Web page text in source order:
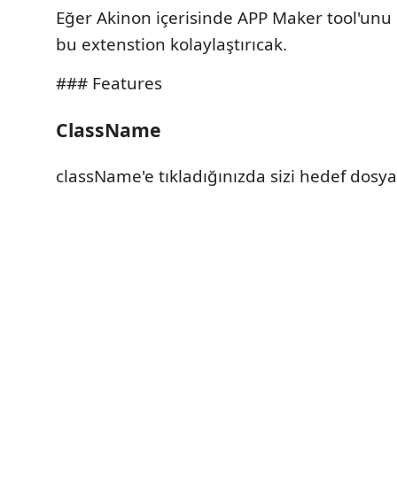
Eğer Akinon içerisinde APP Maker tool'unu
bu extenstion kolaylaştırıcak.
### Features
ClassName
className'e tıkladığınızda sizi hedef